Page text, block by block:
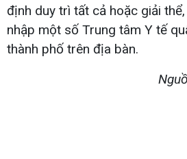
định duy trì tất cả hoặc giải
nhập một số Trung tâm Y tế
thành phố trên địa bàn.